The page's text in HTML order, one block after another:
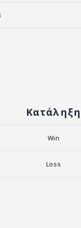
Κατάληξη
Win
Loss